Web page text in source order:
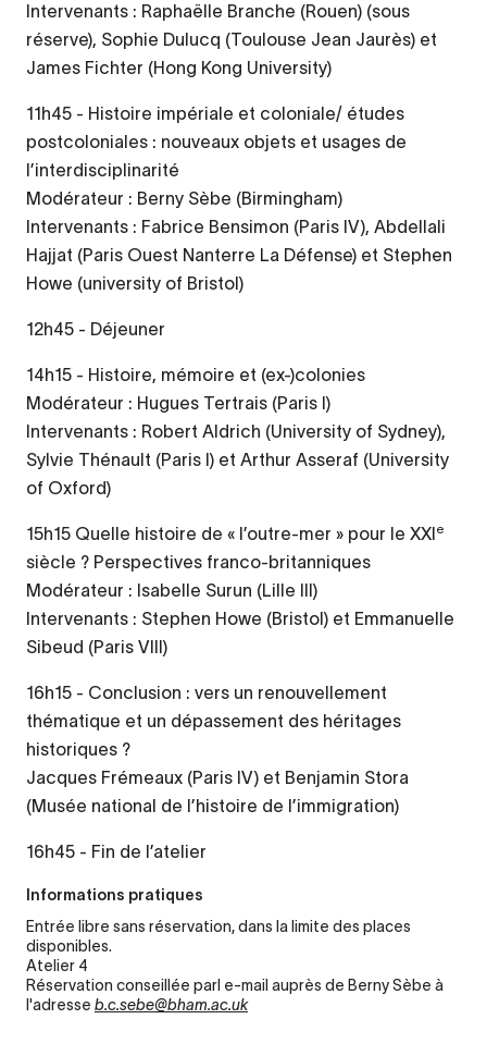
Intervenants : Raphaëlle Branche (Rouen) (sous
réserve), Sophie Dulucq (Toulouse Jean Jaurès) et
James Fichter (Hong Kong University)
11h45 - Histoire impériale et coloniale/ études
postcoloniales : nouveaux objets et usages de
l’interdisciplinarité
Modérateur : Berny Sèbe (Birmingham)
Intervenants : Fabrice Bensimon (Paris IV), Abdellali
Hajjat (Paris Ouest Nanterre La Défense) et Stephen
Howe (university of Bristol)
12h45 - Déjeuner
14h15 - Histoire, mémoire et (ex-)colonies
Modérateur : Hugues Tertrais (Paris I)
Intervenants : Robert Aldrich (University of Sydney),
Sylvie Thénault (Paris I) et Arthur Asseraf (University
of Oxford)
15h15 Quelle histoire de « l’outre-mer » pour le XXI e
siècle ? Perspectives franco-britanniques
Modérateur : Isabelle Surun (Lille III)
Intervenants : Stephen Howe (Bristol) et Emmanuelle
Sibeud (Paris VIII)
16h15 - Conclusion : vers un renouvellement
thématique et un dépassement des héritages
historiques ?
Jacques Frémeaux (Paris IV) et Benjamin Stora
(Musée national de l’histoire de l’immigration)
16h45 - Fin de l’atelier
Informations pratiques
Entrée libre sans réservation, dans la limite des places
disponibles.
Atelier 4
Réservation conseillée parl e-mail auprès de Berny Sèbe à
l'adresse b.c.sebe@bham.ac.uk